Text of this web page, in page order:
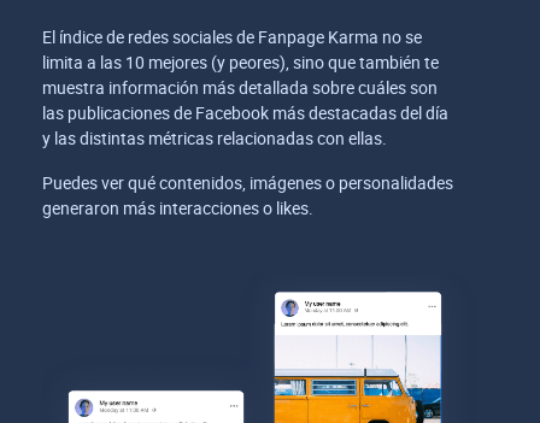
El índice de redes sociales de Fanpage Karma no se
limita a las 10 mejores (y peores), sino que también te
muestra información más detallada sobre cuáles son
las publicaciones de Facebook más destacadas del día
y las distintas métricas relacionadas con ellas.
Puedes ver qué contenidos, imágenes o personalidades
generaron más interacciones o likes.